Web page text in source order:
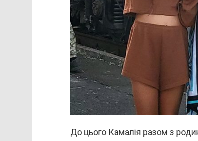
До цього Камалія разом з